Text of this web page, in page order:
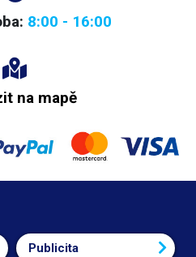
8:00 - 16:00
na mapě
Publicita